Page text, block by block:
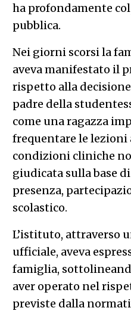
ha profondamente
pubblica.
Nei giorni scorsi la
aveva manifestato il
rispetto alla
padre della
come una ragazza
frequentare le lezioni
condizioni cliniche
giudicata sulla base
presenza,
scolastico.
L’istituto, attraverso
ufficiale, aveva
famiglia,
aver operato nel
previste dalla